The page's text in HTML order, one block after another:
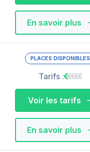
En savoir plus
PLACES DISPONIBLES
Tarifs :
En savoir plus
Voir les tarifs